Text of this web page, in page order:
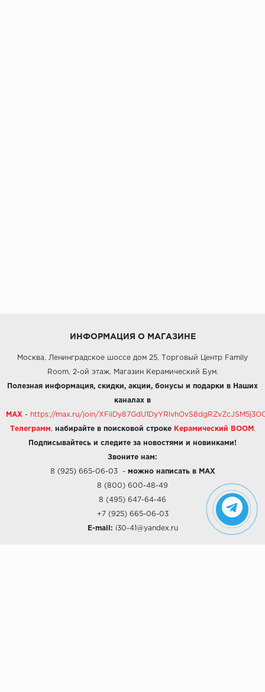
ИНФОРМАЦИЯ О МАГАЗИНЕ
Москва, Ленинградское шоссе дом 25, Торговый Центр Family
Room, 2-ой этаж, Магазин Керамический Бум.
Полезная информация, скидки, акции, бонусы и подарки в Наших
каналах в
MAX - https://max.ru/join/
Телеграмм набирайте в поисковой строке Керамический BOOM .
Подписывайтесь и следите за новостями и новинками!
Звоните нам:
8 (925) 665-06-03- можно написать в MAX
8 (800) 600-48-49
8 (495) 647-64-46
+7 (925) 665-06-03
E-mail: i30-41@yandex.ru